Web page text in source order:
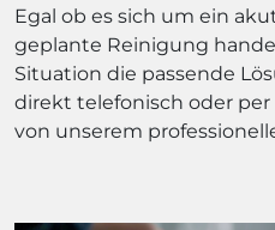
Egal ob es sich um ein
geplante Reinigung
Situation die passende
direkt telefonisch oder per
von unserem